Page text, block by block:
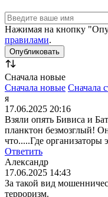
Нажимая на кнопку
правилами.
Сначала новые
Сначала новые Сначала
я
17.06.2025 20:16
Взяли опять Бивиса и
планктон безмозглый!
что.....Где организаторы
Ответить
Александр
17.06.2025 14:43
За такой вид
терроризм.